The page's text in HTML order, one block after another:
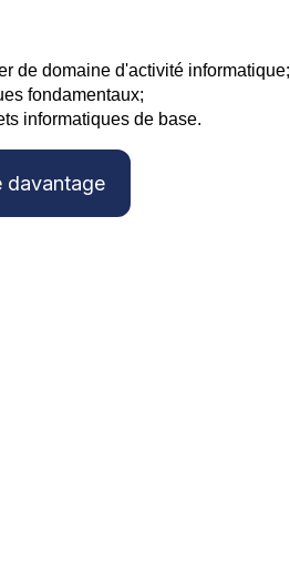
de domaine d'activité informatique;
fondamentaux;
informatiques de base.
davantage